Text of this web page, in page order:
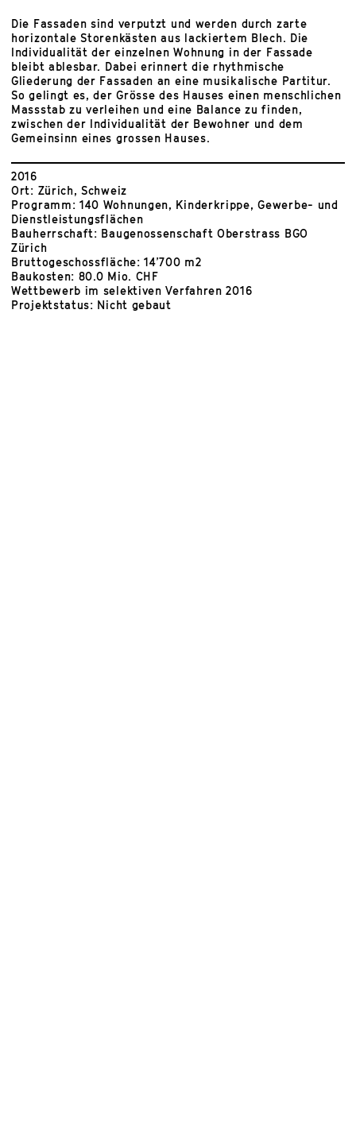
Die Fassaden sind verputzt und werden durch zarte
horizontale Storenkästen aus lackiertem Blech. Die
Individualität der einzelnen Wohnung in der Fassade
bleibt ablesbar. Dabei erinnert die rhythmische
Gliederung der Fassaden an eine musikalische Partitur.
So gelingt es, der Grösse des Hauses einen menschlichen
Massstab zu verleihen und eine Balance zu finden,
zwischen der Individualität der Bewohner und dem
Gemeinsinn eines grossen Hauses.
2016
Ort: Zürich, Schweiz
Programm: 140 Wohnungen, Kinderkrippe, Gewerbe- und
Dienstleistungsflächen
Bauherrschaft: Baugenossenschaft Oberstrass BGO
Zürich
Bruttogeschossfläche: 14’700 m2
Baukosten: 80.0 Mio. CHF
Wettbewerb im selektiven Verfahren 2016
Projektstatus: Nicht gebaut